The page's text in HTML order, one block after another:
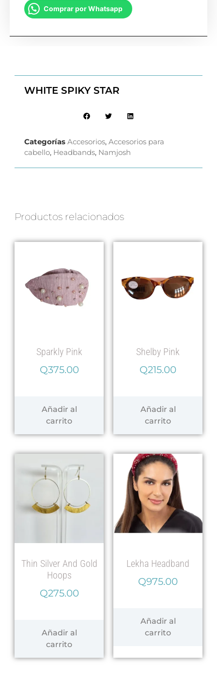
Comprar por Whatsapp
WHITE SPIKY STAR
Categorías Accesorios, Accesorios para
cabello, Headbands, Namjosh
Productos relacionados
Sparkly Pink
Q375.00
Añadir al
carrito
Shelby Pink
Q215.00
Añadir al
carrito
Thin Silver And Gold
Hoops
Q275.00
Añadir al
carrito
Lekha Headband
Q975.00
Añadir al
carrito